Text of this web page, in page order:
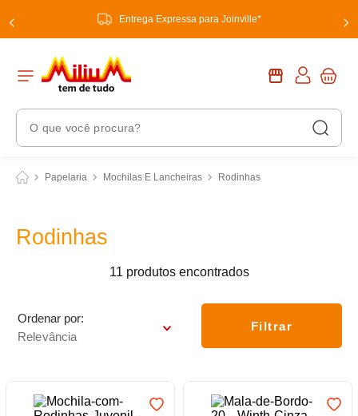
Entrega Expressa para Joinville*
O que você procura?
Papelaria Mochilas E Lancheiras Rodinhas
Rodinhas
11 produtos
Ordenar por
Relevância
Filtrar
Termos Mais Buscados
2 tinta
5º
6º luminária
8º panelas